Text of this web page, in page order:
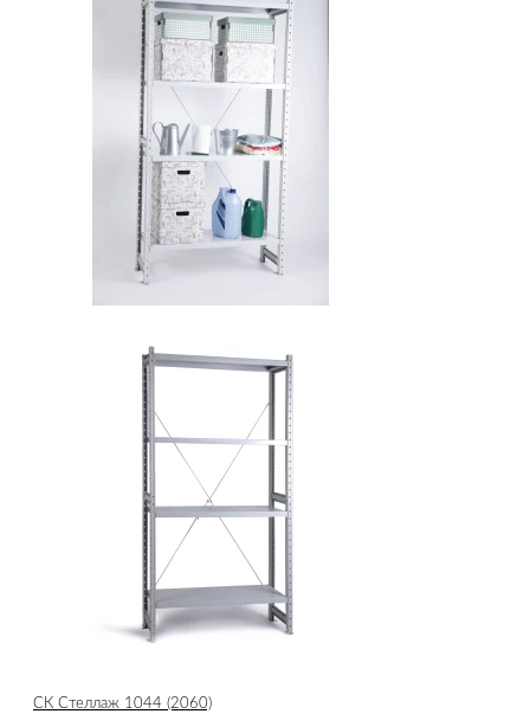
СК Стеллаж 1044 (2060)